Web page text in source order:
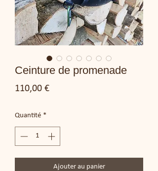
Ceinture de promenade
110,00 €Prix
Quantité *
Ajouter au panier